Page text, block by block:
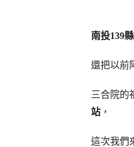
南投139
還把以前
三合院的
站 ，
這次我們